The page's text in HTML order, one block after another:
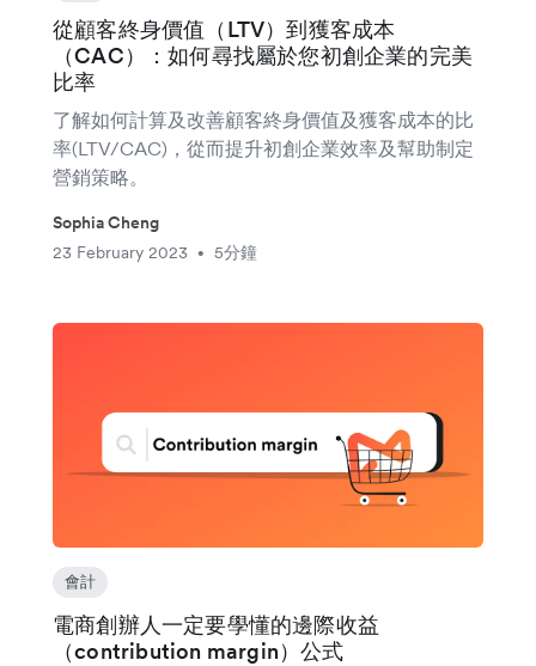
從顧客終身價值（LTV）到獲客成本
（CAC）：如何尋找屬於您初創企業的完美
比率
了解如何計算及改善顧客終身價值及獲客成本的比
率(LTV/CAC)，從而提升初創企業效率及幫助制定
營銷策略。
Sophia Cheng
23 February 2023
• 5分鐘
會計
電商創辦人一定要學懂的邊際收益
（contribution margin）公式